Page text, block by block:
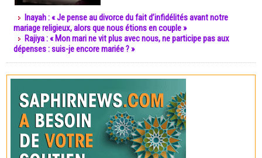
Inayah : « Je pense au divorce du fait d’infidélités avant notre
mariage religieux, alors que nous étions en couple »
Rajiya : « Mon mari ne vit plus avec nous, ne participe pas aux
dépenses : suis-je encore mariée ? »